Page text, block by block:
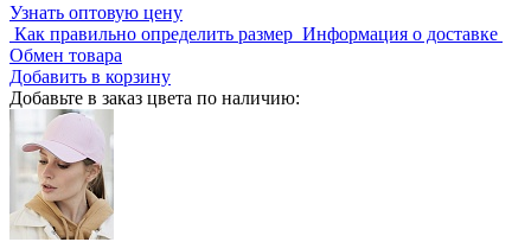
Узнать оптовую цену
Как правильно определить размер Информация о доставке
Обмен товара
Добавить в корзину
Добавьте в заказ цвета по наличию: